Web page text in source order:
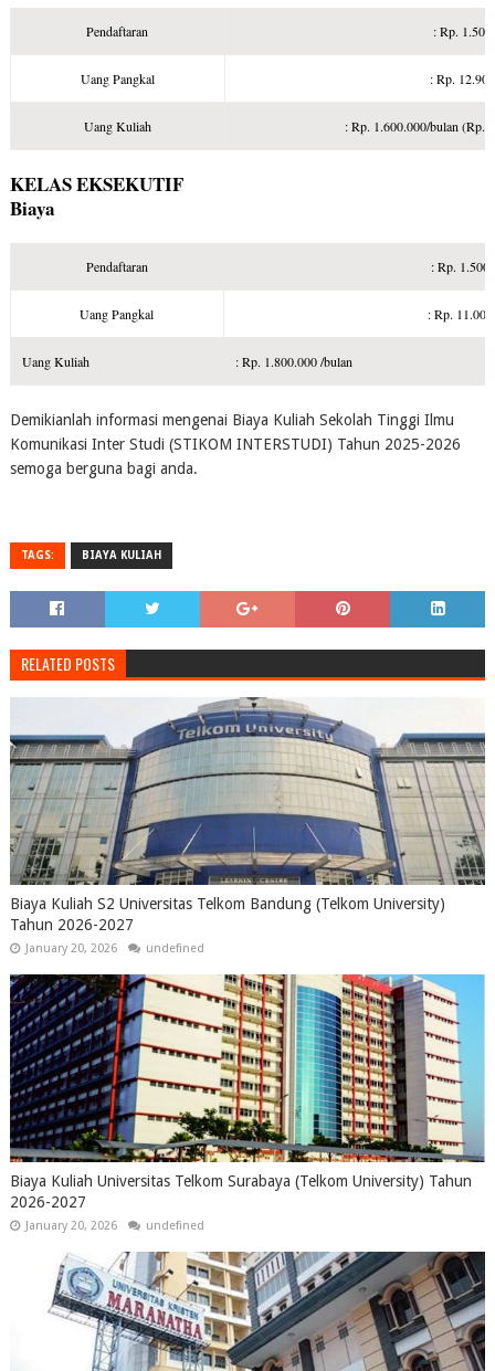
Pendaftaran : Rp.
Uang Pangkal : Rp.
Uang Kuliah : Rp. 1.600.000/bulan (Rp.
KELAS EKSEKUTIF
Biaya
Pendaftaran : Rp.
Uang Pangkal : Rp.
Uang Kuliah : Rp. 1.800.000 /bulan
Demikianlah informasi mengenai Biaya Kuliah Sekolah Tinggi Ilmu
Komunikasi Inter Studi (STIKOM INTERSTUDI) Tahun 2025-2026
semoga berguna bagi anda.
TAGS: BIAYA KULIAH
RELATED POSTS
Biaya Kuliah S2 Universitas Telkom Bandung (Telkom University)
Tahun 2026-2027
January 20, 2026 undefined
Biaya Kuliah Universitas Telkom Surabaya (Telkom University) Tahun
2026-2027
January 20, 2026 undefined